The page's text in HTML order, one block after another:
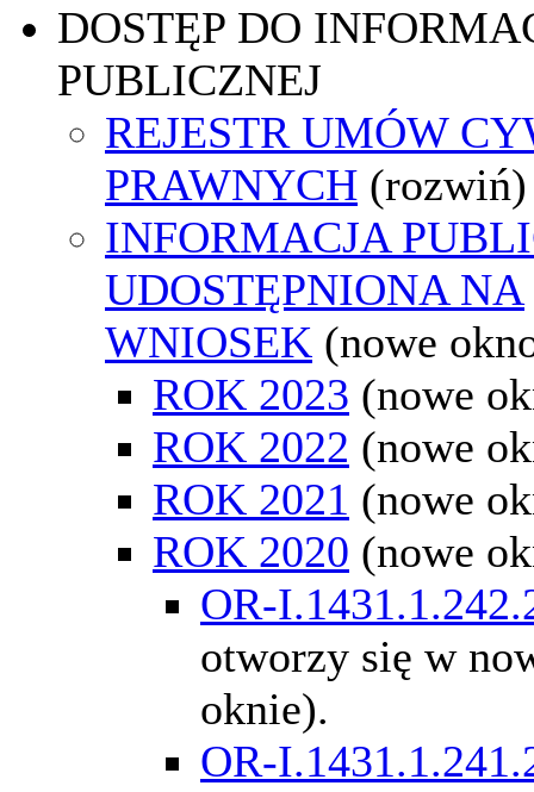
DOSTĘP DO
PUBLICZNEJ
REJESTR UMÓW
PRAWNYCH (rozwiń)
INFORMACJA
UDOSTĘPNIONA NA
WNIOSEK (nowe
ROK 2023 (nowe
ROK 2022 (nowe
ROK 2021 (nowe
ROK 2020 (nowe
OR-
otworzy się w
oknie).
OR-